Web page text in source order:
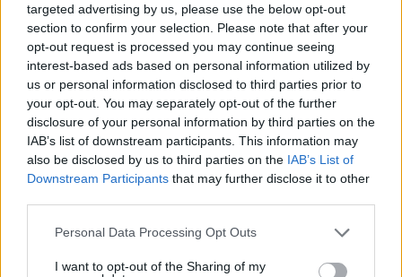
targeted advertising by us, please use the below opt-out
section to confirm your selection. Please note that after your
opt-out request is processed you may continue seeing
interest-based ads based on personal information utilized by
us or personal information disclosed to third parties prior to
your opt-out. You may separately opt-out of the further
disclosure of your personal information by third parties on the
IAB’s list of downstream participants. This information may
also be disclosed by us to third parties on the IAB’s List of
Downstream Participants that may further disclose it to other
Please note that this website/app uses one or more Google
not limited to your visit or usage behaviour. You may click to
Personal Data Processing Opt Outs
I want to opt-out of the Sharing of my
Οργή στο Περού για το βίντεο της
σεξουαλικής επίθεσης μαέστρου σε
26χρονη τραγουδίστρια: «Σιγά-σιγά
θα το ξεπεράσεις» της έλεγαν από τη
μπάντα της
07.08.2026, 07:16 74
Προθεσμία για να απολογηθεί την
κατηγορείται για την επίθεση στη
Marfin - «Είναι αθώα» λέει ο
07.08.2026, 11:41 122